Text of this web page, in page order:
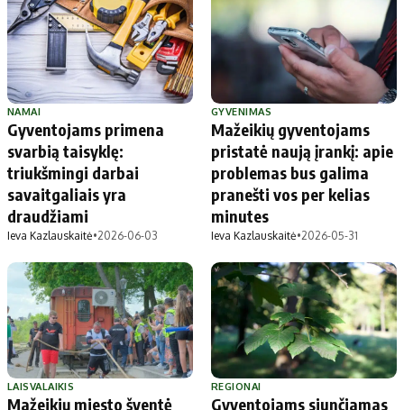
NAMAI
Gyventojams primena
svarbią taisyklę:
triukšmingi darbai
savaitgaliais yra
draudžiami
Ieva Kazlauskaitė•2026-06-03
GYVENIMAS
Mažeikių gyventojams
pristatė naują įrankį: apie
problemas bus galima
pranešti vos per kelias
minutes
Ieva Kazlauskaitė•2026-05-31
LAISVALAIKIS
Mažeikių miesto šventė
REGIONAI
Gyventojams siunčiamas